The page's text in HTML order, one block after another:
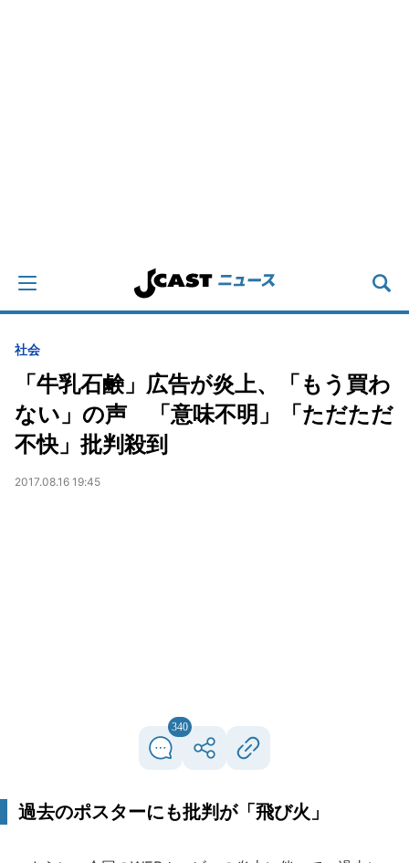
社会
「牛乳石鹸」広告が炎上、「もう買わ
ない」の声 「意味不明」「ただただ
不快」批判殺到
2017.08.16 19:45
340
過去のポスターにも批判が「飛び火」